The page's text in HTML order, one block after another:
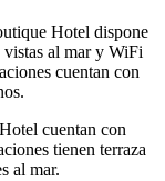
Hotel dispone
al mar y WiFi
cuentan con
cuentan con
tienen terraza
al mar.